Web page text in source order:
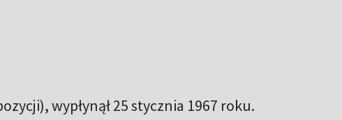
wypłynął 25 stycznia 1967 roku.